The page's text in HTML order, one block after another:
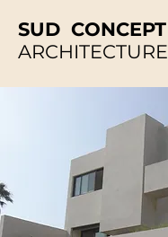
SUD CONCEPT
ARCHITECTURE